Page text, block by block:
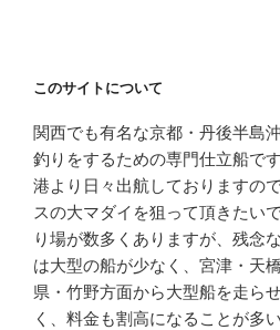
このサイトについて
関西でも有名な京都・丹後半島
釣りをするための専門仕立船で
港より日々出航しておりますの
スの大マダイを狙って頂きたい
り場が数多くありますが、残念
は大型の船が少なく、宮津・天
県・竹野方面から大型船を走ら
く、料金も割高になることが多